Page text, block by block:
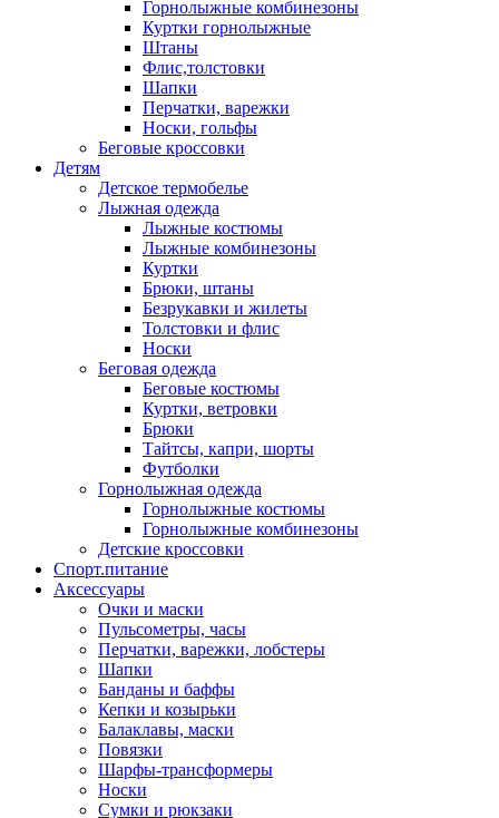
Горнолыжные комбинезоны
Куртки горнолыжные
Штаны
Флис,толстовки
Шапки
Перчатки, варежки
Носки, гольфы
Беговые кроссовки
Детям
Детское термобелье
Лыжная одежда
Лыжные костюмы
Лыжные комбинезоны
Куртки
Брюки, штаны
Безрукавки и жилеты
Толстовки и флис
Носки
Беговая одежда
Беговые костюмы
Куртки, ветровки
Брюки
Тайтсы, капри, шорты
Футболки
Горнолыжная одежда
Горнолыжные костюмы
Горнолыжные комбинезоны
Детские кроссовки
Спорт.питание
Аксессуары
Очки и маски
Пульсометры, часы
Перчатки, варежки, лобстеры
Шапки
Банданы и баффы
Кепки и козырьки
Балаклавы, маски
Повязки
Шарфы-трансформеры
Носки
Сумки и рюкзаки